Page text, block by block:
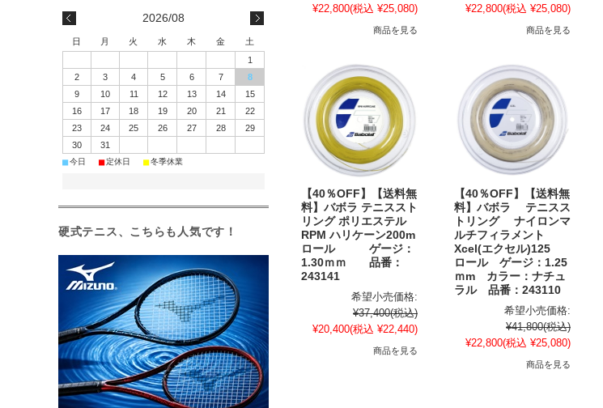
¥22,800(税込 ¥25,080)
商品を見る
¥22,800(税込 ¥25,080)
商品を見る
【40％OFF】【送料無
料】バボラ テニススト
リング ポリエステル
RPM ハリケーン200m
ロール ゲージ：
1.30ｍｍ 品番：
243141
希望小売価格:
¥37,400(税込)
¥20,400(税込 ¥22,440)
商品を見る
【40％OFF】【送料無
料】バボラ テニスス
トリング ナイロンマ
ルチフィラメント
Xcel(エクセル)125
ロール ゲージ：1.25
ｍm カラー：ナチュ
ラル 品番：243110
希望小売価格:
¥41,800(税込)
¥22,800(税込 ¥25,080)
商品を見る
2026/08
日 月 火 水 木 金
土
1
2
3 4 5 6 7
8
9
10 11 12 13 14
15
16
17 18 19 20 21
22
23
24 25 26 27 28
29
30
31
■今日 ■定休日 ■冬季休業
硬式テニス、こちらも人気です！